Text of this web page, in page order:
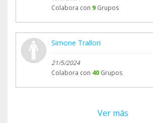
Colabora con 9 Grupos
Simone Trallori
21/5/2024
Colabora con 40 Grupos
Ver más